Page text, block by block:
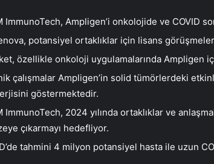
ImmunoTech, Ampligen’i onkolojide ve COVID
potansiyel ortaklıklar için lisans
özellikle onkoloji uygulamalarında Ampligen
çalışmalar Ampligen’in solid tümörlerdeki
göstermektedir.
ImmunoTech, 2024 yılında ortaklıklar ve
çıkarmayı hedefliyor.
tahmini 4 milyon potansiyel hasta ile uzun